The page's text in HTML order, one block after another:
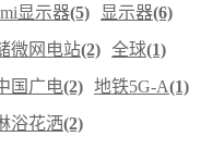
显示器(5) 显示器(6)
微网电站(2) 全球(1)
国广电(2) 地铁5G-A(1)
浴花洒(2)